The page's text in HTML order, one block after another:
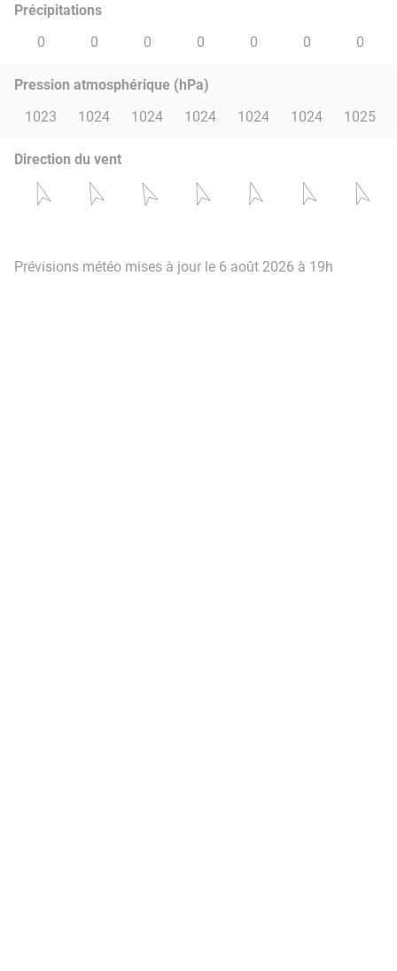
Précipitations
0
0 0 0 0 0 0
Pression atmosphérique (hPa)
1023
1024 1024 1024 1024 1024 1025
Direction du vent
Prévisions météo mises à jour le 6 août 2026 à 19h